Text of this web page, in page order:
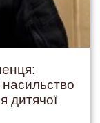
дитячої